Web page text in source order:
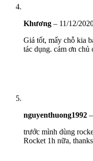
Khương – 11/12/
Giá tốt, mấy chỗ kia
tác dụng. cảm ơn chủ
nguyenthuong1992 –
trước mình dùng
Rocket 1h nữa,